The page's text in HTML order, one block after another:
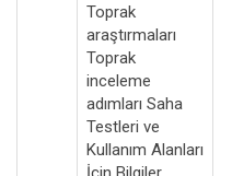
Toprak
araştırmaları
Toprak
inceleme
adımları Saha
Testleri ve
Kullanım Alanları